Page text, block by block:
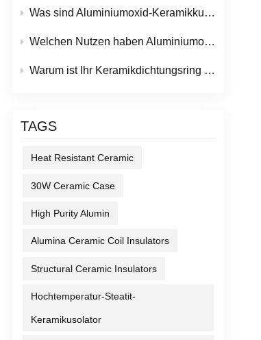
Was sind Aluminiumoxid-Keramikkugeln und ihre wichtigsten industriellen Anwendungen?
Welchen Nutzen haben Aluminiumoxid-Keramikteile für moderne industrielle Anwendungen?
Warum ist Ihr Keramikdichtungsring undicht? (Und wie Sie das verhindern können)
TAGS
Heat Resistant Ceramic
30W Ceramic Case
High Purity Alumin
Alumina Ceramic Coil Insulators
Structural Ceramic Insulators
Hochtemperatur-Steatit-
Keramikusolator